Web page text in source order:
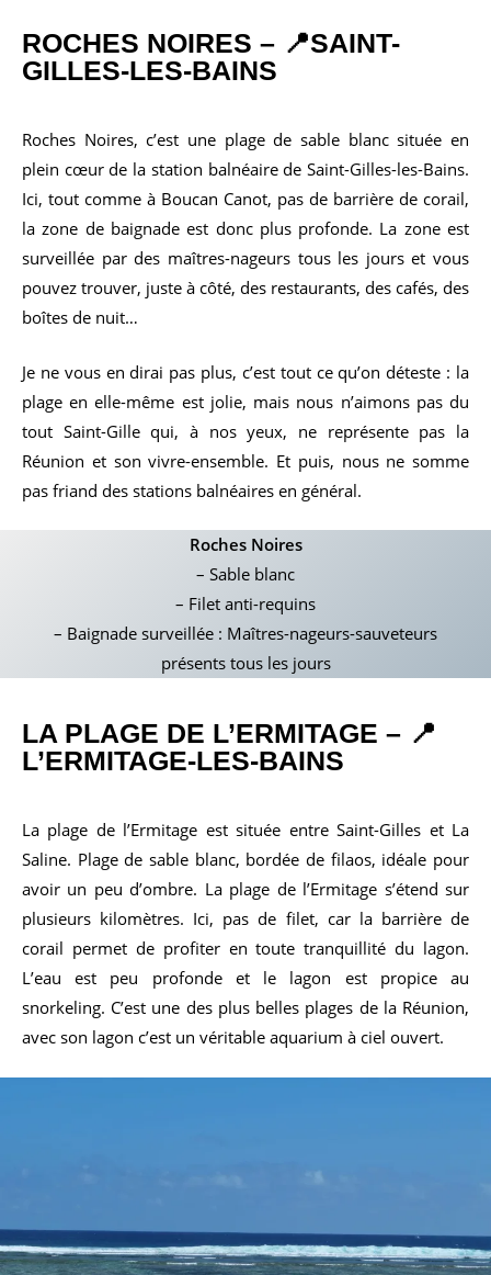
ROCHES NOIRES – 📍SAINT-
GILLES-LES-BAINS
Roches Noires, c’est une plage de sable blanc située en
plein cœur de la station balnéaire de Saint-Gilles-les-Bains.
Ici, tout comme à Boucan Canot, pas de barrière de corail,
la zone de baignade est donc plus profonde. La zone est
surveillée par des maîtres-nageurs tous les jours et vous
pouvez trouver, juste à côté, des restaurants, des cafés, des
boîtes de nuit…
Je ne vous en dirai pas plus, c’est tout ce qu’on déteste : la
plage en elle-même est jolie, mais nous n’aimons pas du
tout Saint-Gille qui, à nos yeux, ne représente pas la
Réunion et son vivre-ensemble. Et puis, nous ne somme
pas friand des stations balnéaires en général.
Roches Noires
– Sable blanc
– Filet anti-requins
– Baignade surveillée : Maîtres-nageurs-sauveteurs
présents tous les jours
LA PLAGE DE L’ERMITAGE – 📍
L’ERMITAGE-LES-BAINS
La plage de l’Ermitage est située entre Saint-Gilles et La
Saline. Plage de sable blanc, bordée de filaos, idéale pour
avoir un peu d’ombre. La plage de l’Ermitage s’étend sur
plusieurs kilomètres. Ici, pas de filet, car la barrière de
corail permet de profiter en toute tranquillité du lagon.
L’eau est peu profonde et le lagon est propice au
snorkeling. C’est une des plus belles plages de la Réunion,
avec son lagon c’est un véritable aquarium à ciel ouvert.